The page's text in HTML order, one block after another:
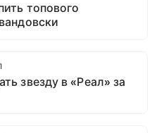
топового
звезду в «Реал» за